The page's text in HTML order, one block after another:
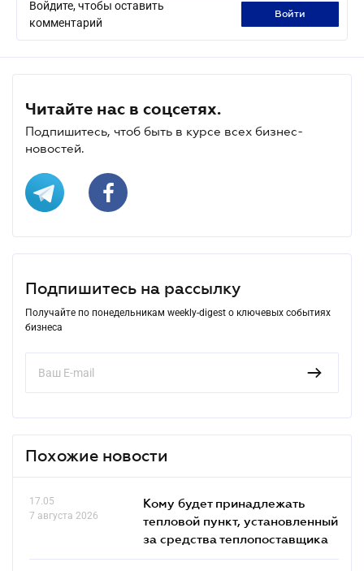
Войдите, чтобы оставить
комментарий
войти
Читайте нас в соцсетях.
Подпишитесь, чтоб быть в курсе всех бизнес-
новостей.
Подпишитесь на рассылку
Получайте по понедельникам weekly-digest о ключевых событиях
бизнеса
Похожие новости
17.05
7 августа 2026
Кому будет принадлежать
тепловой пункт, установленный
за средства теплопоставщика